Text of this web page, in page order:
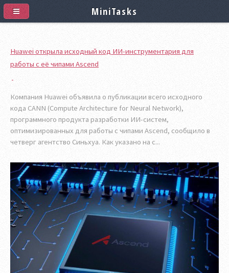
Huawei открыла исходный код ИИ-инструментария для
работы с её чипами Ascend
Компания Huawei объявила о публикации всего исходного
кода CANN (Compute Architecture for Neural Network),
программного продукта разработки ИИ-систем,
оптимизированных для работы с чипами Ascend, сообщило в
четверг агентство Синьхуа. Как указано на с...
MiniTasks